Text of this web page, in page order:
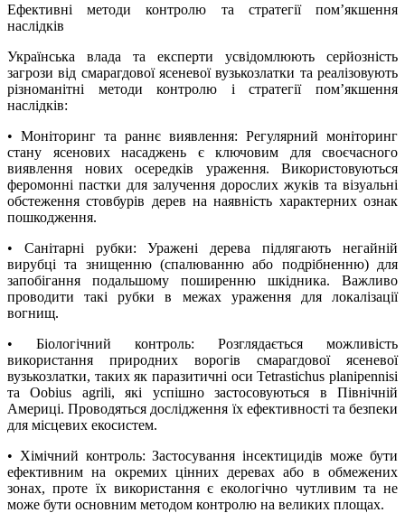
Ефективні методи контролю та стратегії пом’якшення
наслідків
Українська влада та експерти усвідомлюють серйозність
загрози від смарагдової ясеневої вузькозлатки та реалізовують
різноманітні методи контролю і стратегії пом’якшення
наслідків:
• Моніторинг та раннє виявлення: Регулярний моніторинг
стану ясенових насаджень є ключовим для своєчасного
виявлення нових осередків ураження. Використовуються
феромонні пастки для залучення дорослих жуків та візуальні
обстеження стовбурів дерев на наявність характерних ознак
пошкодження.
• Санітарні рубки: Уражені дерева підлягають негайній
вирубці та знищенню (спалюванню або подрібненню) для
запобігання подальшому поширенню шкідника. Важливо
проводити такі рубки в межах ураження для локалізації
вогнищ.
• Біологічний контроль: Розглядається можливість
використання природних ворогів смарагдової ясеневої
вузькозлатки, таких як паразитичні оси Tetrastichus planipennisi
та Oobius agrili, які успішно застосовуються в Північній
Америці. Проводяться дослідження їх ефективності та безпеки
для місцевих екосистем.
• Хімічний контроль: Застосування інсектицидів може бути
ефективним на окремих цінних деревах або в обмежених
зонах, проте їх використання є екологічно чутливим та не
може бути основним методом контролю на великих площах.